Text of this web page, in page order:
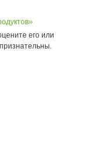
его или